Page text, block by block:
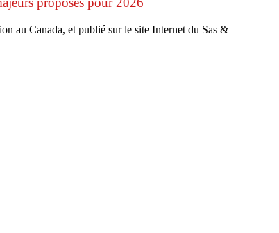
au Canada, et publié sur le site Internet du Sas &